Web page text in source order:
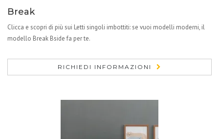
Break
Clicca e scopri di più sui Letti singoli imbottiti: se vuoi modelli moderni, il
modello Break Bside fa per te.
RICHIEDI INFORMAZIONI